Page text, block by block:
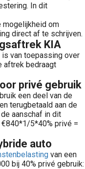
In dit
mogelijkheid om
direct af te schrijven.
KIA
van toepassing over
aftrek bedraagt
privé gebruik
een deel van de
terugbetaald aan de
aanschaf in dit
5*40% privé =
auto
van een
bij 40% privé gebruik: